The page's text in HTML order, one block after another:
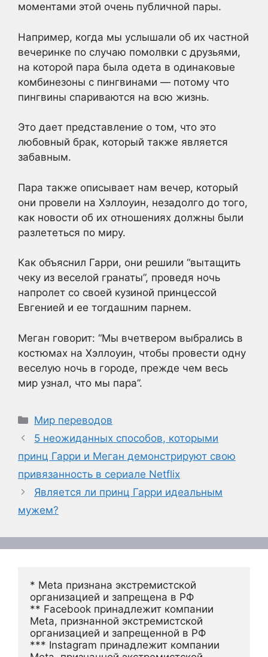
моментами этой очень публичной пары.
Например, когда мы услышали об их частной
вечеринке по случаю помолвки с друзьями,
на которой пара была одета в одинаковые
комбинезоны с пингвинами — потому что
пингвины спариваются на всю жизнь.
Это дает представление о том, что это
любовный брак, который также является
забавным.
Пара также описывает нам вечер, который
они провели на Хэллоуин, незадолго до того,
как новости об их отношениях должны были
разлететься по миру.
Как объяснил Гарри, они решили “вытащить
чеку из веселой гранаты”, проведя ночь
напролет со своей кузиной принцессой
Евгенией и ее тогдашним парнем.
Меган говорит: “Мы вчетвером выбрались в
костюмах на Хэллоуин, чтобы провести одну
веселую ночь в городе, прежде чем весь
мир узнал, что мы пара”.
Рубрики
Мир переводов
5 неожиданных способов, которыми
принц Гарри и Меган демонстрируют свою
привязанность в сериале Netflix
Является ли принц Гарри идеальным
мужем?
* Meta признана экстремистской
организацией и запрещена в РФ
** Facebook принадлежит компании
Meta, признанной экстремистской
организацией и запрещенной в РФ
*** Instagram принадлежит компании